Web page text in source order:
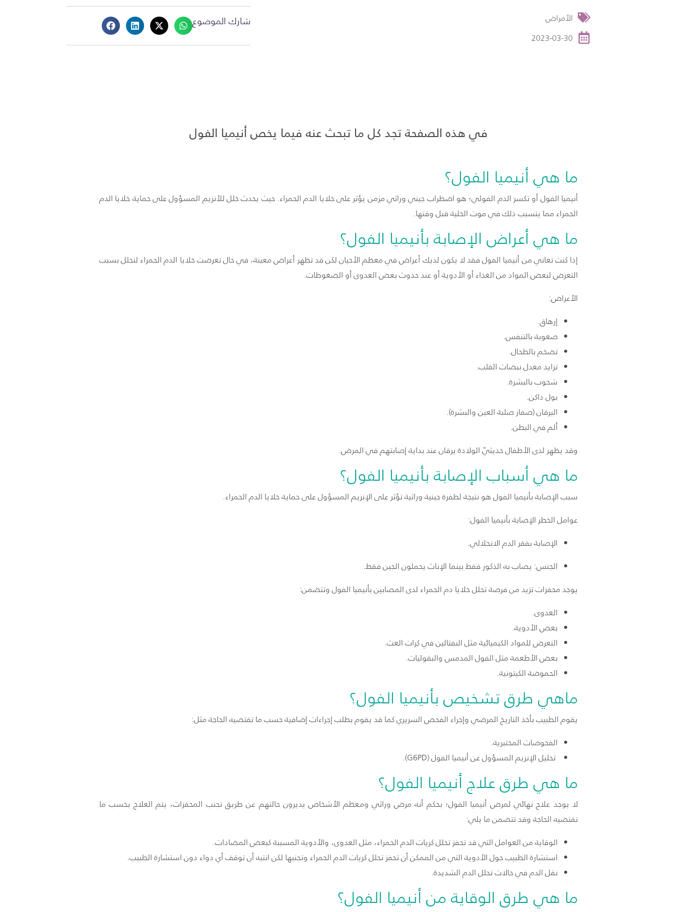
الأمراض
2023-03-30
شارك الموضوع
في هذه الصفحة تجد كل ما تبحث عنه فيما يخص أنيميا الفول
ما هي أنيميا الفول؟
أنيميا الفول أو تكسر الدم الفولي؛ هو اضطراب جيني وراثي مزمن يؤثر على خلايا الدم الحمراء. حيث يحدث خلل للأنزيم المسؤول على حماية خلايا الدم
الحمراء مما يتسبب ذلك في موت الخلية قبل وقتها.
ما هي أعراض الإصابة بأنيميا الفول؟
إذا كنت تعاني من أنيميا الفول فقد لا يكون لديك أعراض في معظم الأحيان لكن قد تظهر أعراض معينة، في حال تعرضت خلايا الدم الحمراء لتحلل بسبب
التعرض لبعض المواد من الغذاء أو الأدوية أو عند حدوث بعض العدوى أو الضغوطات.
الأعراض:
إرهاق.
صعوبة بالتنفس.
تضخم بالطحال.
تزايد معدل نبضات القلب.
شحوب بالبشرة.
بول داكن.
اليرقان(صفار صلبة العين والبشرة).
ألم في البطن.
وقد يظهر لدى الأطفال حديثيّ الولادة يرقان عند بداية إصابتهم في المرض.
ما هي أسباب الإصابة بأنيميا الفول؟
سبب الإصابة بأنيميا الفول هو نتيجة لطفرة جينية وراثية تؤثر على الإنزيم المسؤول على حماية خلايا الدم الحمراء.
عوامل الخطر الإصابة بأنيميا الفول:
الإصابة بفقر الدم الانحلالي.
الجنس: يصاب به الذكور فقط بينما الإناث يحملون الجين فقط.
يوجد محفزات تزيد من فرصة تحلل خلايا دم الحمراء لدى المصابين بأنيميا الفول وتتضمن:
العدوى.
بعض الأدوية.
التعرض للمواد الكيميائية مثل النفتالين في كرات العث.
بعض الأطعمة مثل الفول المدمس والبقوليات.
الحموضة الكيتونية.
ماهي طرق تشخيص بأنيميا الفول؟
يقوم الطبيب بأخذ التاريخ المرضي وإجراء الفحص السريري كما قد يقوم بطلب إجراءات إضافية حسب ما تقتضيه الحاجة مثل:
الفحوصات المختبرية.
تحليل الإنزيم المسؤول عن أنيميا الفول (G6PD).
ما هي طرق علاج أنيميا الفول؟
لا يوجد علاج نهائي لمرض أنيميا الفول؛ بحكم أنه مرض وراثي ومعظم الأشخاص يديرون حالتهم عن طريق تجنب المحفزات، يتم العلاج بحسب ما
تقتضيه الحاجة وقد تتضمن ما يلي:
الوقاية من العوامل التي قد تحفز تحلل كريات الدم الحمراء، مثل العدوى، والأدوية المسببة كبعض المضادات.
استشارة الطبيب حول الأدوية التي من الممكن أن تحفز تحلل كريات الدم الحمراء وتجنبها لكن انتبه أن توقف أي دواء دون استشارة الطبيب.
نقل الدم في حالات تحلل الدم الشديدة.
ما هي طرق الوقاية من أنيميا الفول؟